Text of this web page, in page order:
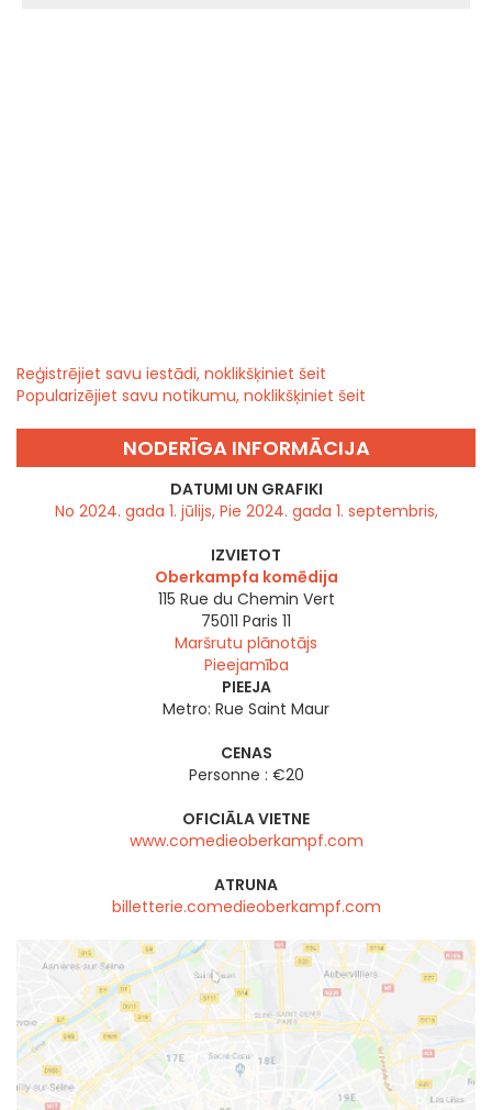
Reģistrējiet savu iestādi, noklikšķiniet šeit
Popularizējiet savu notikumu, noklikšķiniet šeit
NODERĪGA INFORMĀCIJA
DATUMI UN GRAFIKI
No 2024. gada 1. jūlijs, Pie 2024. gada 1. septembris,
IZVIETOT
Oberkampfa komēdija
115 Rue du Chemin Vert
75011 Paris 11
Maršrutu plānotājs
Pieejamība
PIEEJA
Metro: Rue Saint Maur
CENAS
Personne : €20
OFICIĀLA VIETNE
www.comedieoberkampf.com
ATRUNA
billetterie.comedieoberkampf.com